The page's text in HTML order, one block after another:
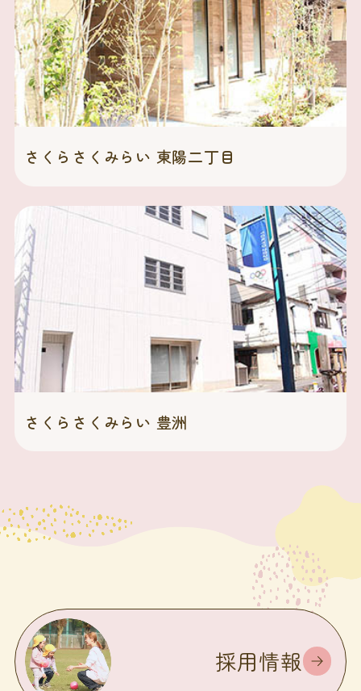
さくらさくみらい 東陽二丁目
さくらさくみらい 豊洲
採用情報